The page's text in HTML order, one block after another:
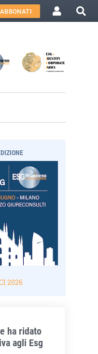
ABBONATI
2026
ha ridato
agli Esg